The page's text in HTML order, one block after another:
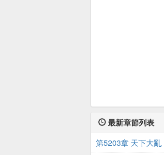
最新章節列表
第5203章 天下大亂